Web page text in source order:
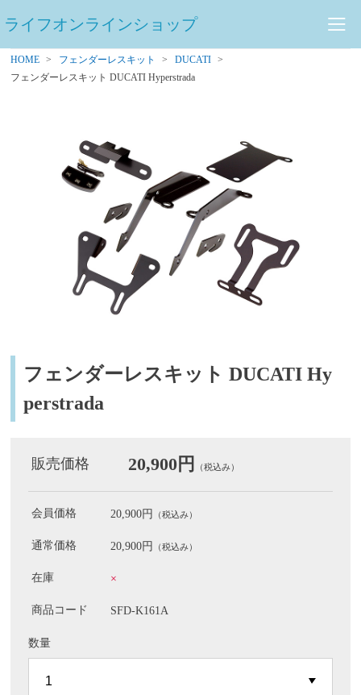
ライフオンラインショップ
HOME フェンダーレスキット
DUCATI
フェンダーレスキット DUCATI Hyperstrada
フェンダーレスキット DUCATI Hy
perstrada
販売価格 20,900円 （税込み）
会員価格 20,900円 （税込み）
通常価格 20,900円 （税込み）
在庫 ×
商品コード SFD-K161A
数量